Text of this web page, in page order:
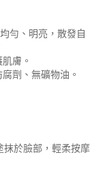
勻、明亮，散發自
膚。
劑、無礦物油。
抹於臉部，輕柔按摩